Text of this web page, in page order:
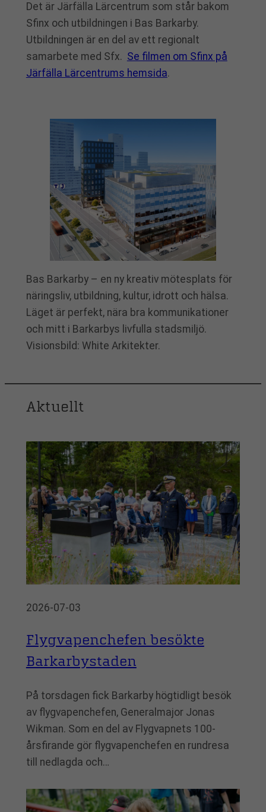
Det är Järfälla Lärcentrum som står bakom
Sfinx och utbildningen i Bas Barkarby.
Utbildningen är en del av ett regionalt
samarbete med Sfx. Se filmen om Sfinx på
Järfälla Lärcentrums hemsida.
Bas Barkarby – en ny kreativ mötesplats för
näringsliv, utbildning, kultur, idrott och hälsa.
Läget är perfekt, nära bra kommunikationer
och mitt i Barkarbys livfulla stadsmiljö.
Visionsbild: White Arkitekter.
Aktuellt
2026-07-03
Flygvapenchefen besökte
Barkarbystaden
På torsdagen fick Barkarby högtidligt besök
av flygvapenchefen, Generalmajor Jonas
Wikman. Som en del av Flygvapnets 100-
årsfirande gör flygvapenchefen en rundresa
till nedlagda och…